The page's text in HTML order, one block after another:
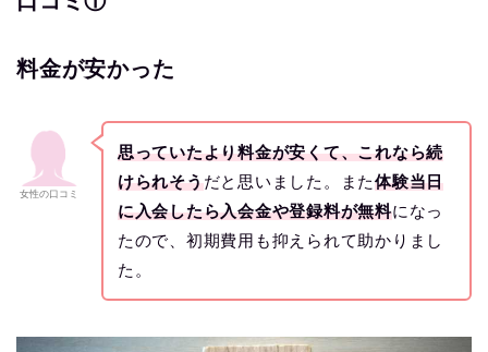
料金が安かった
女性の口コミ
思っていたより料金が安くて、これなら続
けられそうだと思いました。また体験当日
に入会したら入会金や登録料が無料になっ
たので、初期費用も抑えられて助かりまし
た。